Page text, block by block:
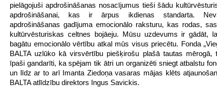
pielāgojuši apdrošināšanas nosacījumus tieši šādu
apdrošināšanai, kas ir ārpus ikdienas standarta.
apdrošināšanas gadījuma emocionālo raksturu, kas rodas,
kultūrvēsturiskas celtnes bojāeju. Mūsu uzdevums ir gādāt,
bagātu emocionālo vērtību atkal mūs visus priecētu. Fonda
BALTA uzlūko kā virsvērtību piešķirošu plašā tautas mērogā,
īpaši gandarīti, ka spējam tik ātri un organizēti sniegt atbalstu
un līdz ar to arī Imanta Ziedoņa vasaras mājas klēts
BALTA atlīdzību direktors Ingus Savickis.